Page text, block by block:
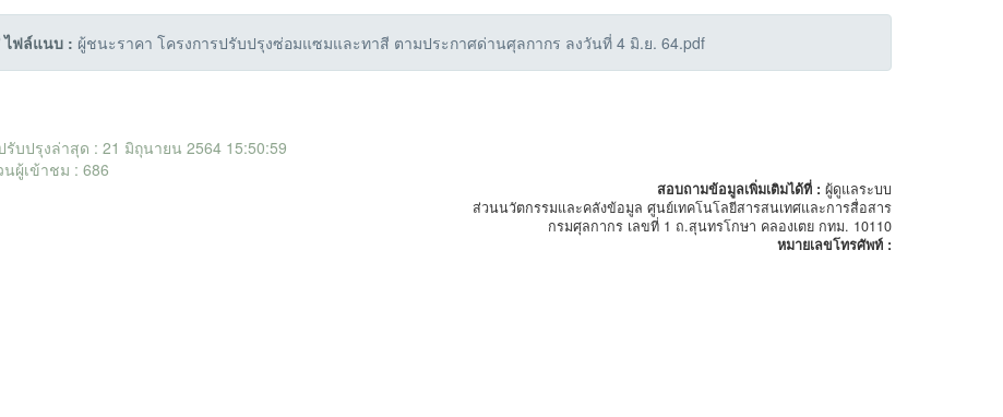
ไฟล์แนบ : ผู้ชนะราคา โครงการปรับปรุงซ่อมแซมและทาสี ตามประกาศด่านศุลกากร ลงวันที่ 4 มิ.ย. 64.pdf
รับปรุงล่าสุด : 21 มิถุนายน 2564 15:50:59
นผู้เข้าชม : 686
สอบถามข้อมูลเพิ่มเติมได้ที่ : ผู้ดูแลระบบ
ส่วนนวัตกรรมและคลังข้อมูล ศูนย์เทคโนโลยีสารสนเทศและการสื่อสาร
กรมศุลกากร เลขที่ 1 ถ.สุนทรโกษา คลองเตย กทม. 10110
หมายเลขโทรศัพท์ :